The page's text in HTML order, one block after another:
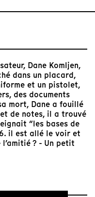
Dane Komljen,
dans un placard,
et un pistolet,
des documents
mort, Dane a fouillé
de notes, il a trouvé
“les bases de
il est allé le voir et
l’amitié ? - Un petit